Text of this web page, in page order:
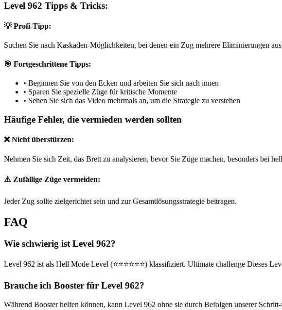
Level 962 Tipps & Tricks:
💡 Profi-Tipp:
Suchen Sie nach Kaskaden-Möglichkeiten, bei denen ein Zug mehrere Eliminierungen
🎯 Fortgeschrittene Tipps:
• Beginnen Sie von den Ecken und arbeiten Sie sich nach innen
• Sparen Sie spezielle Züge für kritische Momente
• Sehen Sie sich das Video mehrmals an, um die Strategie zu verstehen
Häufige Fehler, die vermieden werden sollten
❌ Nicht überstürzen:
Nehmen Sie sich Zeit, das Brett zu analysieren, bevor Sie Züge machen, besonders bei
⚠️ Zufällige Züge vermeiden:
Jeder Zug sollte zielgerichtet sein und zur Gesamtlösungsstrategie beitragen.
FAQ
Wie schwierig ist Level 962?
Level 962 ist als Hell Mode Level (⭐⭐⭐⭐⭐⭐) klassifiziert. Ultimate challenge Dieses
Brauche ich Booster für Level 962?
Während Booster helfen können, kann Level 962 ohne sie durch Befolgen unserer